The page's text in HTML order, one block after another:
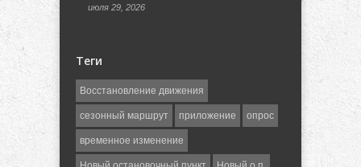
июля 29, 2026
Теги
Восстановление движения
сезонный маршрут приложение опрос
временное изменение